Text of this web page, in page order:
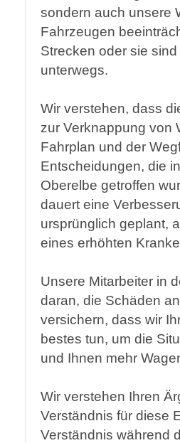
sondern auch unsere
Fahrzeugen
Strecken oder sie
unterwegs.
Wir verstehen, dass
zur Verknappung von
Fahrplan und der
Entscheidungen, die
Oberelbe getroffen
dauert eine
ursprünglich geplant,
eines erhöhten
Unsere Mitarbeiter in
daran, die Schäden
versichern, dass wir
bestes tun, um die
und Ihnen mehr
Wir verstehen Ihren
Verständnis für diese
Verständnis während